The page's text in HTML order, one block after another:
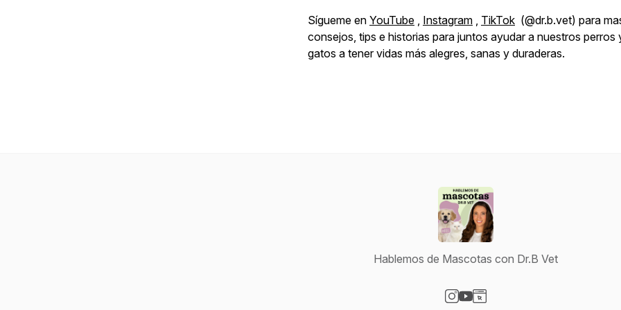
Sígueme en YouTube , Instagram , TikTok (@dr.b.vet) para
consejos, tips e historias para juntos ayudar a nuestros perros
gatos a tener vidas más alegres, sanas y duraderas.
Hablemos de Mascotas con Dr.B Vet